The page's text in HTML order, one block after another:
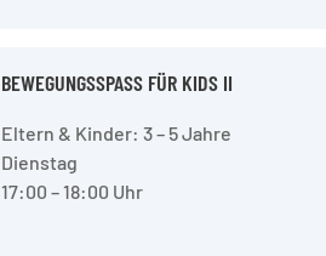
BEWEGUNGSSPASS FÜR KIDS II
Eltern & Kinder: 3 – 5 Jahre
Dienstag
17:00 – 18:00 Uhr